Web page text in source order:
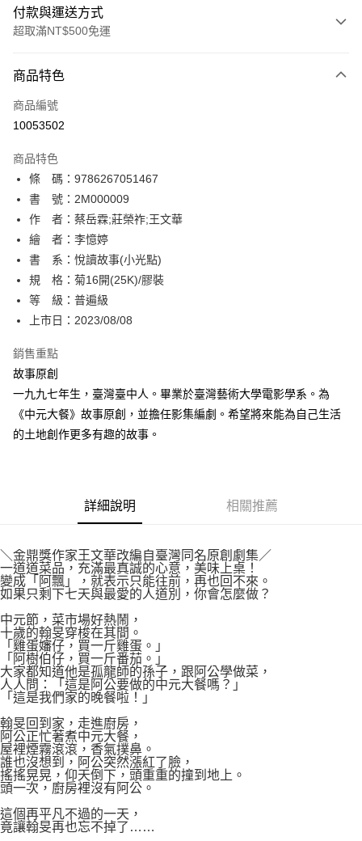
付款與運送方式
超取滿NT$500免運
信用卡一次付款
超商取貨付款
相關說明
【關於「AFTEE先享後付」】
AFTEE先享後付是「在收到商品之後才付款」的支付方式。 讓您購物簡單
便利好安心！
１．簡單：不需註冊會員、不需綁卡、不需儲值。
２．便利：只要手機號碼，簡訊認證，即可結帳。
３．安心：先確認商品／服務後，再付款。
【「AFTEE先享後付」結帳流程】
１．於結帳方式選擇「AFTEE先享後付」後，將跳轉至「AFTEE先享後付」
結帳頁面，進行簡訊認證並確認金額後，即可完成結帳。
２．訂單成立數日內，您將收到繳費通知簡訊。
ATM／網路銀行／等多元方式進行付款，方視為交易完成。
※ 請注意：結帳手續完成當下不需立刻繳費，但若您需要取消訂單，請聯絡
購買商品的店家。未經商家同意取消之訂單仍視為有效，需透過AFTEE先享
後付繳納相關費用。
※ 交易是否成功請以「AFTEE先享後付 」之結帳頁面顯示為準，若有關於
是否繳費成功／繳費後需取消欲退款等相關疑問，請聯繫「AFTEE先享後付
易，需依本服務之必要範圍內提供個人資料，並將交易相關給付款項請求債
https://aftee.tw/terms/#terms3
３．未成年的使用者請事先徵得法定代理人或監護人之同意方可使用
「AFTEE先享後付」，若未經同意申辦者引起之損失，本公司不負相關責
任。
時審查核予不同之上限額度；若仍有額度不足之情形，本公司將視審查結果
請求用戶進行身份認證。
５．嚴禁一人註冊多個帳號或使用他人資訊註冊。若發現惡意使用之情形，
恩沛科技股份有限公司將有權停止該用戶之使用額度並採取法律行動。
ATM付款
運送方式
全家取貨付款
每筆NT$80，滿NT$500(含以上)免運費
付款後全家取貨
每筆NT$80，滿NT$500(含以上)免運費
付款後萊爾富取貨
每筆NT$80，滿NT$500(含以上)免運費
付款後7-11取貨
宅配
每筆NT$100，滿NT$800(含以上)免運費
國家/地區配送
商品特色
商品編號
10053502
商品特色
條 碼：9786267051467
書 號：2M000009
作 者：蔡岳霖;莊榮祚;王文華
繪 者：李憶婷
書 系：悅讀故事(小光點)
規 格：菊16開(25K)/膠裝
等 級：普遍級
上市日：2023/08/08
銷售重點
故事原創
一九九七年生，臺灣臺中人。畢業於臺灣藝術大學電影學系。為
《中元大餐》故事原創，並擔任影集編劇。希望將來能為自己生活
的土地創作更多有趣的故事。
詳細說明 相關推薦
＼金鼎獎作家王文華改編自臺灣同名原創劇集／
一道道菜品，充滿最真誠的心意，美味上桌！
變成「阿飄」，就表示只能往前，再也回不來。
如果只剩下七天與最愛的人道別，你會怎麼做？
中元節，菜市場好熱鬧，
十歲的翰旻穿梭在其間。
「雞蛋嬸仔，買一斤雞蛋。」
「阿樹伯仔，買一斤番茄。」
大家都知道他是孤龍師的孫子，跟阿公學做菜，
人人問：「這是阿公要做的中元大餐嗎？」
「這是我們家的晚餐啦！」
翰旻回到家，走進廚房，
阿公正忙著煮中元大餐，
屋裡煙霧滾滾，香氣撲鼻。
誰也沒想到，阿公突然漲紅了臉，
搖搖晃晃，仰天倒下，頭重重的撞到地上。
頭一次，廚房裡沒有阿公。
這個再平凡不過的一天，
竟讓翰旻再也忘不掉了……